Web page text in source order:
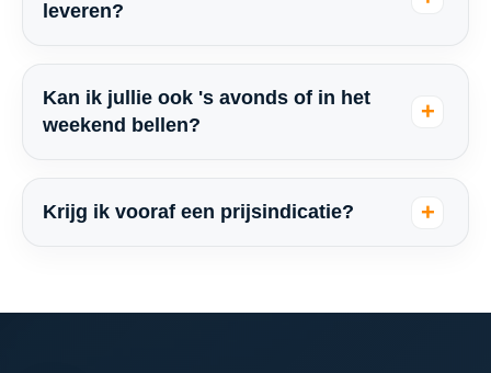
leveren?
Kan ik jullie ook 's avonds of in het
weekend bellen?
Krijg ik vooraf een prijsindicatie?